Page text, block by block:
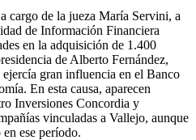
cargo de la jueza María Servini, a
de Información Financiera
en la adquisición de 1.400
de Alberto Fernández,
gran influencia en el Banco
En esta causa, aparecen
Inversiones Concordia y
vinculadas a Vallejo, aunque
ese período.